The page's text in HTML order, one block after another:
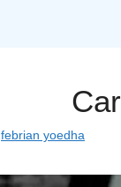
febrian yoedha